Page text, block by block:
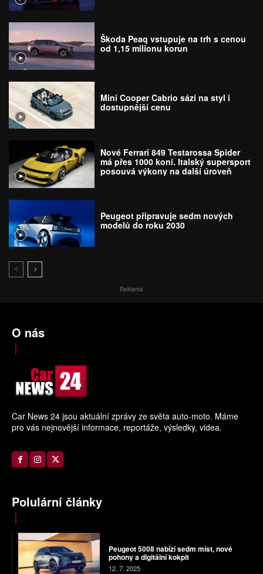
Škoda Peaq vstupuje na trh s cenou
od 1,15 milionu korun
Mini Cooper Cabrio sází na styl i
dostupnější cenu
Nové Ferrari 849 Testarossa Spider
má přes 1000 koní. Italský supersport
posouvá výkony na další úroveň
Peugeot připravuje sedm nových
modelů do roku 2030
Reklama
O nás
Car News 24 jsou aktuální zprávy ze světa auto-moto. Máme
pro vás nejnovější informace, reportáže, výsledky, videa.
Polulární články
Peugeot 5008 nabízí sedm míst, nové
pohony a digitální kokpit
12. 7. 2025